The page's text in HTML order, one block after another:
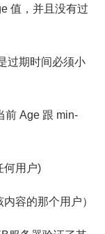
值，并且没有过
过期时间必须小
前 Age 跟 min-
何用户)
容的那个用户）